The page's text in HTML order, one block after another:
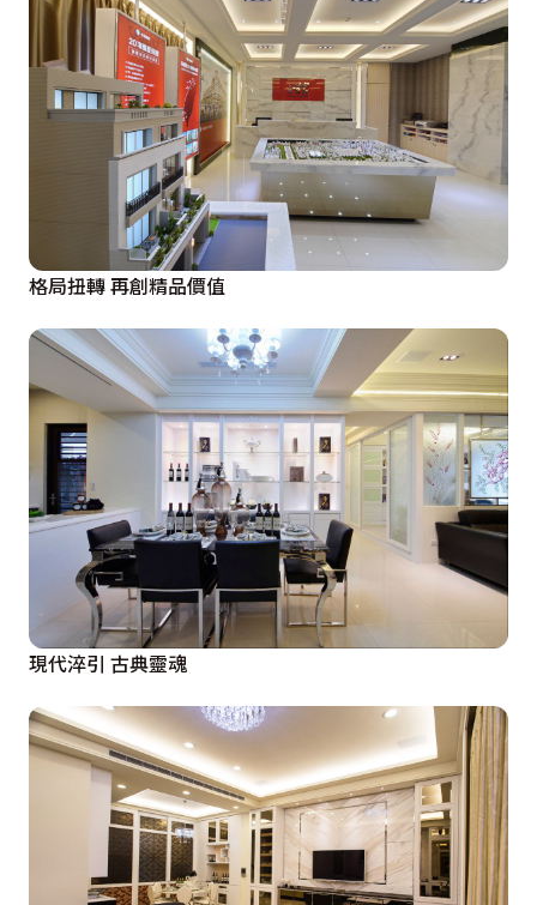
格局扭轉 再創精品價值
現代淬引 古典靈魂